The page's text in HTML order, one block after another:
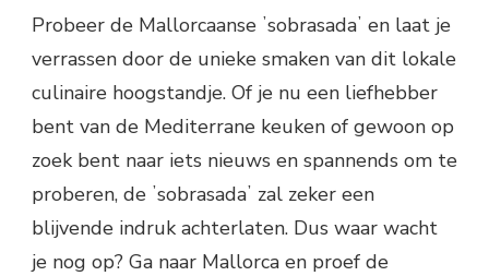
Probeer de Mallorcaanse ʼsobrasadaʼ en laat je
verrassen door de unieke smaken van dit lokale
culinaire hoogstandje. Of je nu een liefhebber
bent van de Mediterrane keuken of gewoon op
zoek bent naar iets nieuws en spannends om te
proberen, de ʼsobrasadaʼ zal zeker een
blijvende indruk achterlaten. Dus waar wacht
je nog op? Ga naar Mallorca en proef de